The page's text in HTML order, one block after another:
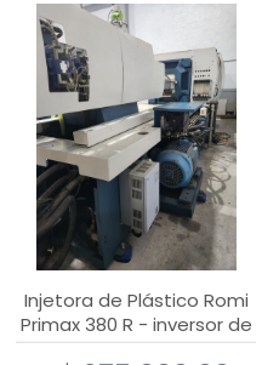
Injetora de Plástico Romi
Primax 380 R - inversor de
frequência NR 12